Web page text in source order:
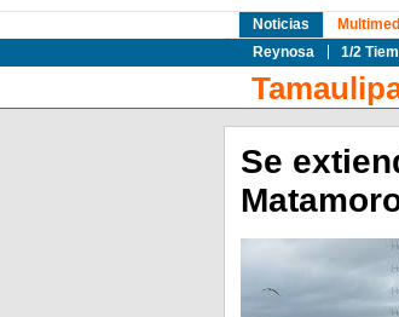
Noticias
Reynosa
1/2
Se